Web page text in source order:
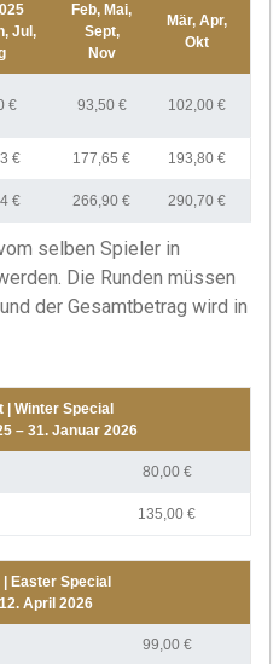
Jul,
Feb, Mai,
Sept,
Nov
Mär, Apr,
Okt
€ 93,50 € 102,00 €
€ 177,65 € 193,80 €
€ 266,90 € 290,70 €
selben Spieler in
Die Runden müssen
der Gesamtbetrag wird in
| Winter Special
– 31. Januar 2026
80,00 €
135,00 €
Easter Special
April 2026
99,00 €